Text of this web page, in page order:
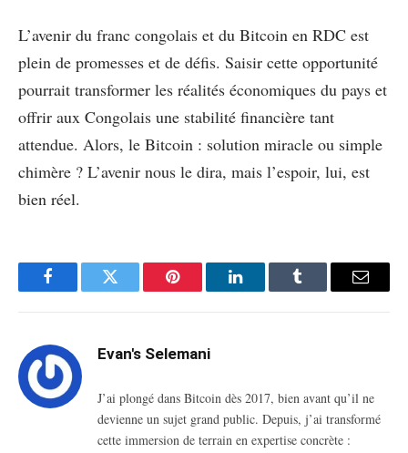
L’avenir du franc congolais et du Bitcoin en RDC est
plein de promesses et de défis. Saisir cette opportunité
pourrait transformer les réalités économiques du pays et
offrir aux Congolais une stabilité financière tant
attendue. Alors, le Bitcoin : solution miracle ou simple
chimère ? L’avenir nous le dira, mais l’espoir, lui, est
bien réel.
FacebookTwitter Pinterest LinkedInTumblr Email
Evan's Selemani
J’ai plongé dans Bitcoin dès 2017, bien avant qu’il ne
devienne un sujet grand public. Depuis, j’ai transformé
cette immersion de terrain en expertise concrète :